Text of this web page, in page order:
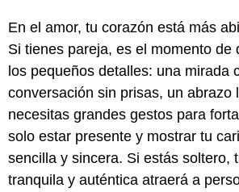
En el amor, tu corazón está más
Si tienes pareja, es el momento de
los pequeños detalles: una mirada
conversación sin prisas, un abrazo
necesitas grandes gestos para
solo estar presente y mostrar tu
sencilla y sincera. Si estás soltero,
tranquila y auténtica atraerá a